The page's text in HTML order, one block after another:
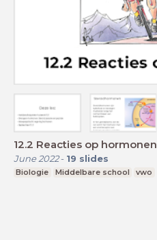
12.2 Reacties op hormonen
June 2022- 19 slides
Biologie Middelbare school vwo